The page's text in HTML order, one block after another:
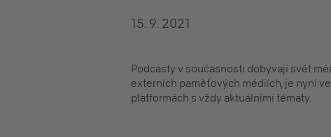
15. 9. 2021
Podcasty v současnosti dobývají svět
externích paměťových médiích, je nyní
platformách s vždy aktuálními tématy.